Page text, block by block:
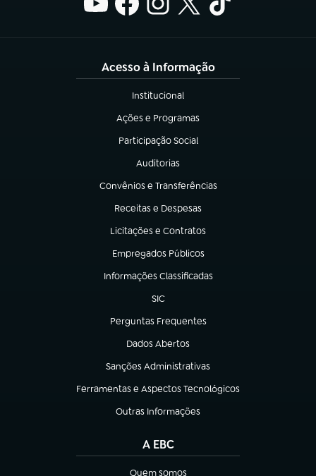
Acesso à Informação
Institucional
(abre em nova aba)
Ações e Programas
(abre em nova aba)
Participação Social
(abre em nova aba)
Auditorias
(abre em nova aba)
Convênios e Transferências
(abre em nova aba)
Receitas e Despesas
(abre em nova aba)
Licitações e Contratos
(abre em nova aba)
Empregados Públicos
(abre em nova aba)
Informações Classificadas
(abre em nova aba)
SIC
(abre em nova aba)
Perguntas Frequentes
(abre em nova aba)
Dados Abertos
(abre em nova aba)
Sanções Administrativas
(abre em nova aba)
Ferramentas e Aspectos Tecnológicos
(abre em nova aba)
Outras Informações
(abre em nova aba)
A EBC
Quem somos